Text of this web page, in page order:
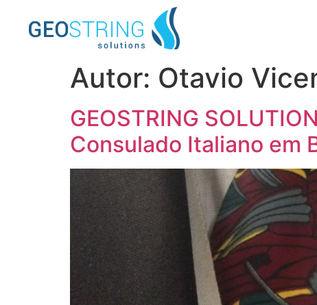
Autor: Otavio
GEOSTRING
Consulado Italiano em